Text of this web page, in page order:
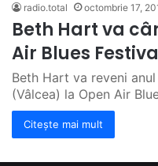
radio.total octombrie 17,
Beth Hart va
Air Blues
Beth Hart va reveni
(Vâlcea) la Open Air
Citește mai mult